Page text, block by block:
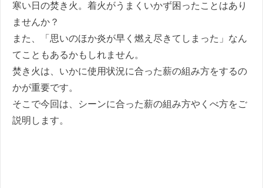
寒い日の焚き火。着火がうまくいかず困ったことはあり
ませんか？
また、「思いのほか炎が早く燃え尽きてしまった」なん
てこともあるかもしれません。
焚き火は、いかに使用状況に合った薪の組み方をするの
かが重要です。
そこで今回は、シーンに合った薪の組み方やくべ方をご
説明します。